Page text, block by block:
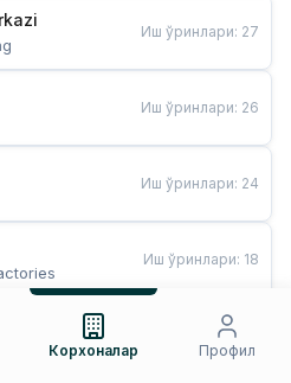
Иш ўринлари: 27
Иш ўринлари: 26
Иш ўринлари: 24
Иш ўринлари: 18
Иш ўринлари
Корхоналар Профил